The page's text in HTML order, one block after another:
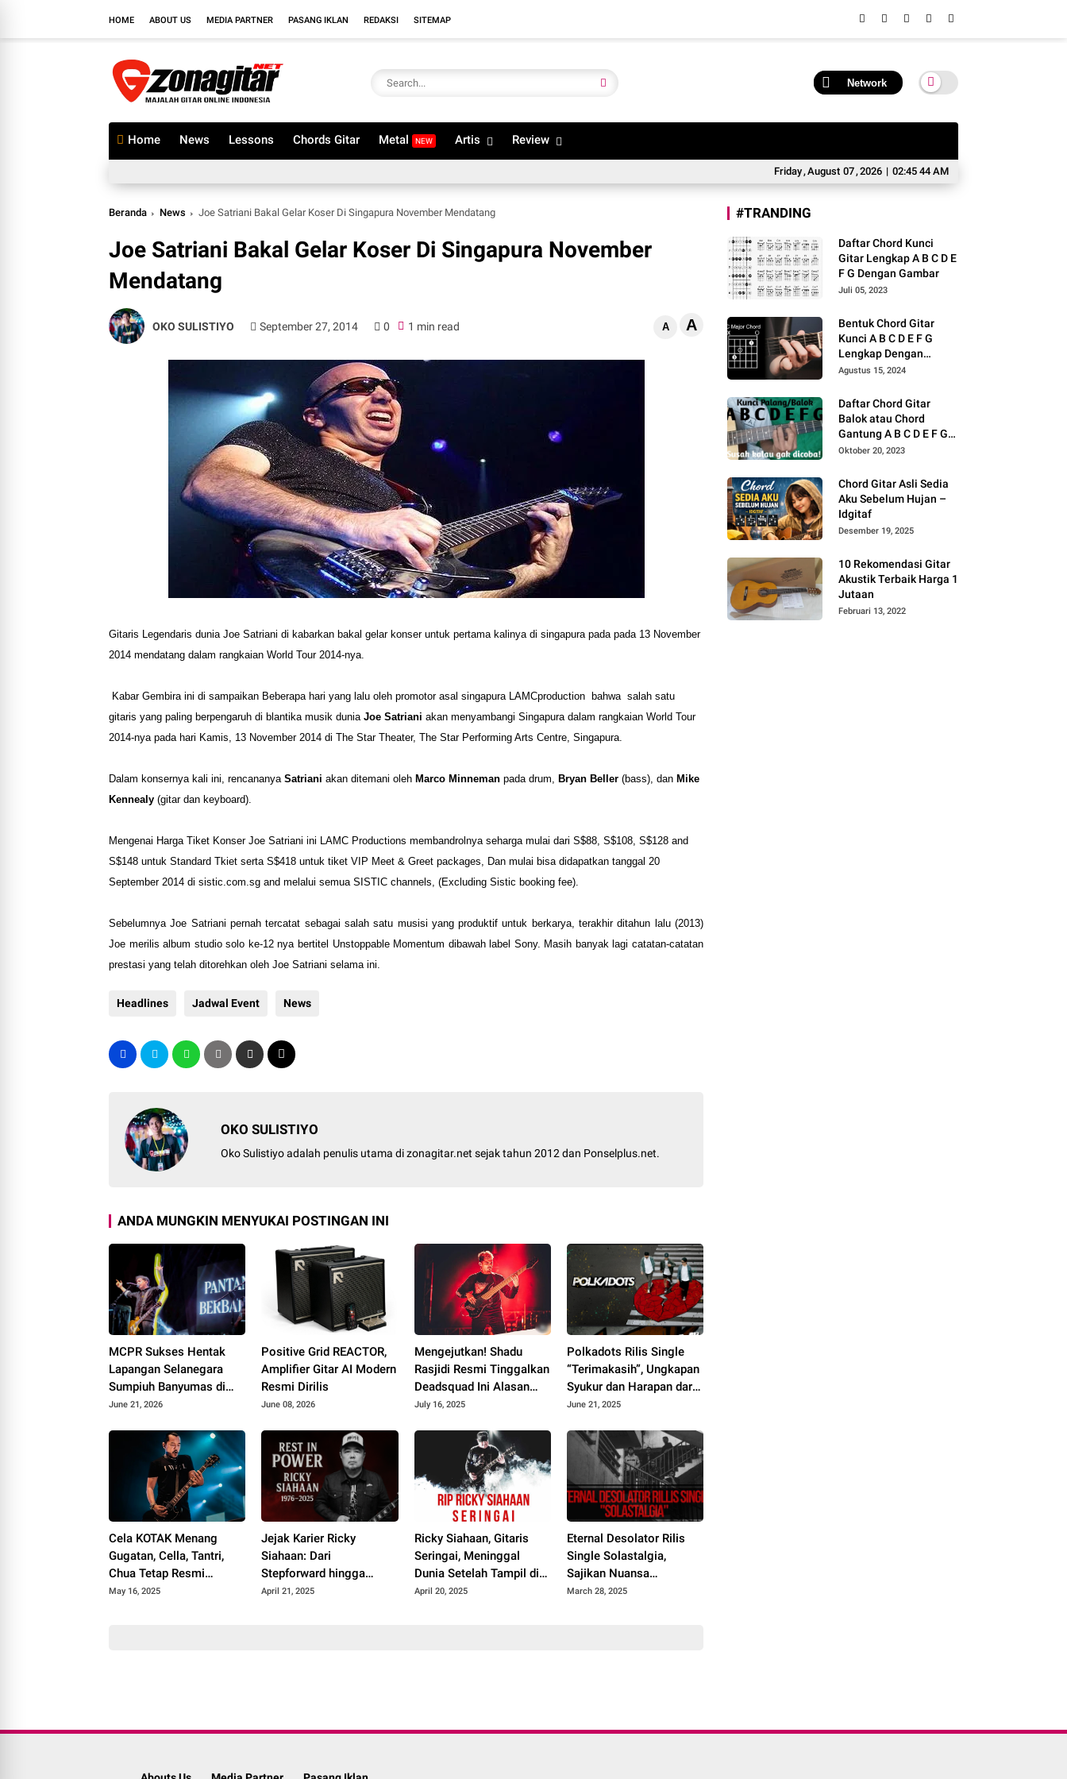
HOME ABOUT US MEDIA PARTNER PASANG IKLAN REDAKSI SITEMAP
Network
Home News Lessons Chords Gitar Metal NEW Artis Review
Friday,August 07,2026 | 02:45 44 AM
Beranda News Joe Satriani Bakal Gelar Koser Di Singapura November Mendatang
Joe Satriani Bakal Gelar Koser Di Singapura November
Mendatang
OKO SULISTIYO September 27, 2014 0 1 min read A A
Gitaris Legendaris dunia Joe Satriani di kabarkan bakal gelar konser untuk pertama kalinya di singapura pada pada 13 November
2014 mendatang dalam rangkaian World Tour 2014-nya.
Kabar Gembira ini di sampaikan Beberapa hari yang lalu oleh promotor asal singapura LAMCproduction bahwa salah satu
gitaris yang paling berpengaruh di blantika musik duniaJoe Satriani akan menyambangi Singapura dalam rangkaian World Tour
2014-nya pada hari Kamis, 13 November 2014 di The Star Theater, The Star Performing Arts Centre, Singapura.
Dalam konsernya kali ini, rencananya Satriani akan ditemani oleh Marco Minneman pada drum, Bryan Beller (bass), dan Mike
Kennealy (gitar dan keyboard).
Mengenai Harga Tiket Konser Joe Satriani ini LAMC Productions membandrolnya seharga mulai dari S$88, S$108, S$128 and
S$148 untuk Standard Tkiet serta S$418 untuk tiket VIP Meet & Greet packages, Dan mulai bisa didapatkan tanggal 20
September 2014 di sistic.com.sg and melalui semua SISTIC channels, (Excluding Sistic booking fee).
Sebelumnya Joe Satriani pernah tercatat sebagai salah satu musisi yang produktif untuk berkarya, terakhir ditahun lalu (2013)
Joe merilis album studio solo ke-12 nya bertitel Unstoppable Momentum dibawah label Sony. Masih banyak lagi catatan-catatan
prestasi yang telah ditorehkan oleh Joe Satriani selama ini.
Headlines Jadwal Event News
OKO SULISTIYO
Oko Sulistiyo adalah penulis utama di zonagitar.net sejak tahun 2012 dan Ponselplus.net.
ANDA MUNGKIN MENYUKAI POSTINGAN INI
MCPR Sukses Hentak
Lapangan Selanegara
Sumpiuh Banyumas di
Ajang 76 Silaturahmi
June 21, 2026
Positive Grid REACTOR,
Amplifier Gitar AI Modern
Resmi Dirilis
June 08, 2026
Mengejutkan! Shadu
Rasjidi Resmi Tinggalkan
Deadsquad Ini Alasan
Sebenarnya
July 16, 2025
Polkadots Rilis Single
“Terimakasih”, Ungkapan
Syukur dan Harapan dari
Album Heartbreak
June 21, 2025
Cela KOTAK Menang
Gugatan, Cella, Tantri,
Chua Tetap Resmi
Sebagai KOTAK
May 16, 2025
Jejak Karier Ricky
Siahaan: Dari
Stepforward hingga
Menjadi Ikon Metal di
April 21, 2025
Ricky Siahaan, Gitaris
Seringai, Meninggal
Dunia Setelah Tampil di
Jepang
April 20, 2025
Eternal Desolator Rilis
Single Solastalgia,
Sajikan Nuansa
Emosional yang
March 28, 2025
#TRANDING
Daftar Chord Kunci
Gitar Lengkap A B C D E
F G Dengan Gambar
Juli 05, 2023
Bentuk Chord Gitar
Kunci A B C D E F G
Lengkap Dengan
Gambar
Agustus 15, 2024
Daftar Chord Gitar
Balok atau Chord
Gantung A B C D E F G
Gambar
Oktober 20, 2023
Chord Gitar Asli Sedia
Aku Sebelum Hujan –
Idgitaf
Desember 19, 2025
10 Rekomendasi Gitar
Akustik Terbaik Harga 1
Jutaan
Februari 13, 2022